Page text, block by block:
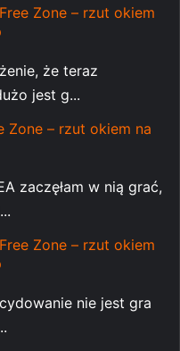
Zone – rzut okiem
że teraz
jest g...
Zone – rzut okiem na
zaczęłam w nią grać,
Zone – rzut okiem
nie jest gra